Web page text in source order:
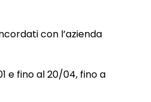
con l’azienda
e fino al 20/04, fino a